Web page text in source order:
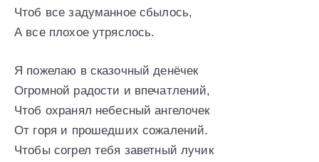
Чтоб все задуманное сбылось,
А все плохое утряслось.
Я пожелаю в сказочный денёчек
Огромной радости и впечатлений,
Чтоб охранял небесный ангелочек
От горя и прошедших сожалений.
Чтобы согрел тебя заветный лучик